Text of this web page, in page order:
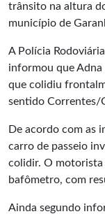
trânsito na altura
município de
A Polícia
informou que
que colidiu
sentido Correntes/
De acordo com as
carro de passeio
colidir. O motorista
bafômetro, com
Ainda segundo